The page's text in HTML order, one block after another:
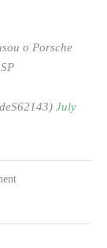
o Porsche
July